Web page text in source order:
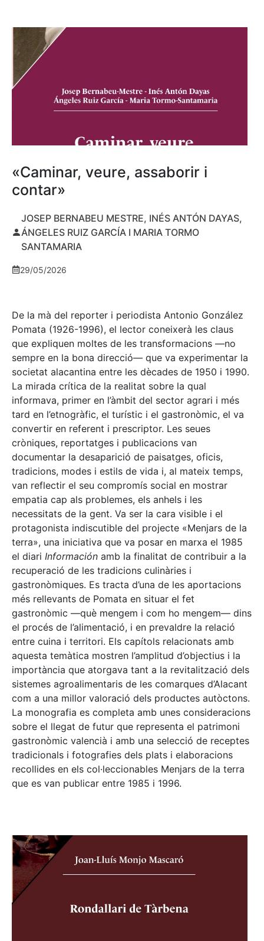
«Caminar, veure, assaborir i
contar»
JOSEP BERNABEU MESTRE, INÉS ANTÓN DAYAS,
ÁNGELES RUIZ GARCÍA I MARIA TORMO
SANTAMARIA
29/05/2026
De la mà del reporter i periodista Antonio González
Pomata (1926-1996), el lector coneixerà les claus
que expliquen moltes de les transformacions —no
sempre en la bona direcció— que va experimentar la
societat alacantina entre les dècades de 1950 i 1990.
La mirada crítica de la realitat sobre la qual
informava, primer en l’àmbit del sector agrari i més
tard en l’etnogràfic, el turístic i el gastronòmic, el va
convertir en referent i prescriptor. Les seues
cròniques, reportatges i publicacions van
documentar la desaparició de paisatges, oficis,
tradicions, modes i estils de vida i, al mateix temps,
van reflectir el seu compromís social en mostrar
empatia cap als problemes, els anhels i les
necessitats de la gent. Va ser la cara visible i el
protagonista indiscutible del projecte «Menjars de la
terra», una iniciativa que va posar en marxa el 1985
el diari Información amb la finalitat de contribuir a la
recuperació de les tradicions culinàries i
gastronòmiques. Es tracta d’una de les aportacions
més rellevants de Pomata en situar el fet
gastronòmic —què mengem i com ho mengem— dins
el procés de l’alimentació, i en prevaldre la relació
entre cuina i territori. Els capítols relacionats amb
aquesta temàtica mostren l’amplitud d’objectius i la
importància que atorgava tant a la revitalització dels
sistemes agroalimentaris de les comarques d’Alacant
com a una millor valoració dels productes autòctons.
La monografia es completa amb unes consideracions
sobre el llegat de futur que representa el patrimoni
gastronòmic valencià i amb una selecció de receptes
tradicionals i fotografies dels plats i elaboracions
recollides en els col·leccionables Menjars de la terra
que es van publicar entre 1985 i 1996.